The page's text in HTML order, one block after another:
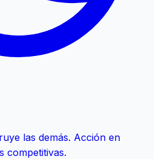
las demás. Acción en
competitivas.